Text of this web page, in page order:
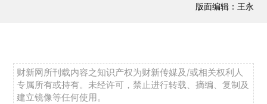
版面编辑：王永
财新网所刊载内容之知识产权为财新传媒及/或相关权利人
专属所有或持有。未经许可，禁止进行转载、摘编、复制及
建立镜像等任何使用。